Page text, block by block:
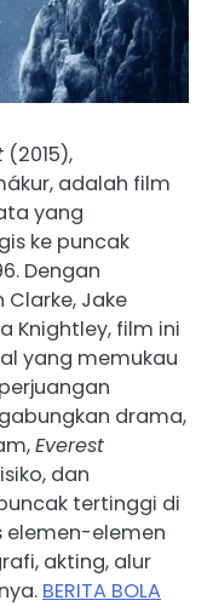
(2015),
adalah film
yang
ke puncak
Dengan
Jake
Knightley, film ini
yang memukau
drama,
Everest
dan
tertinggi di
elemen-elemen
akting, alur
BERITA BOLA